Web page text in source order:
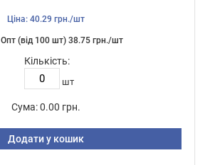
Ціна: 40.29 грн./шт
Опт (від 100 шт) 38.75 грн./шт
Кількість:
шт
Сума: 0.00 грн.
Додати у кошик